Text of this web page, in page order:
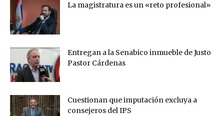
La magistratura es un «reto profesional»
Entregan a la Senabico inmueble de Justo
Pastor Cárdenas
Cuestionan que imputación excluya a
consejeros del IPS